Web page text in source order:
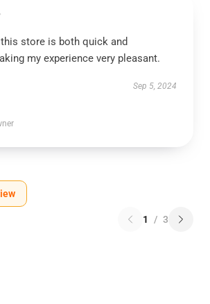
store is both quick and
my experience very pleasant.
Sep 5, 2024
1 / 3